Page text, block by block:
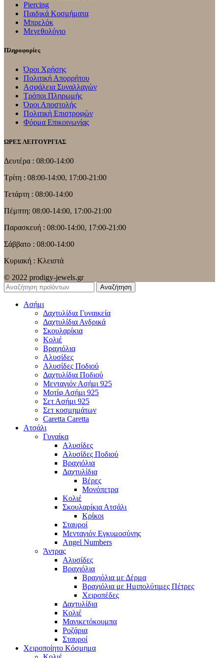
Piercing
Παιδικά Κοσμήματα
Μπρελόκ
Μεγεθολόγιο
Πληροφορίες
Όροι Χρήσης
Πολιτική Απορρήτου
Ασφάλεια Συναλλαγών
Τρόποι Πληρωμής
Όροι Αποστολής
Πολιτική Επιστροφών
Φόρμα Επικοινωνίας
ΩΡΕΣ ΛΕΙΤΟΥΡΓΙΑΣ
Δευτέρα : 08:00-14:00
Τρίτη : 08:00-14:00, 17:00-21:00
Τετάρτη : 08:00-14:00
Πέμπτη: 08:00-14:00, 17:00-21:00
Παρασκευή : 08:00-14:00, 17:00-21:00
Σάββατο : 08:00-14:00
Κυριακή : Κλειστά
© 2022 prodigy-jewels.gr
Αναζήτηση
Ασήμι
Δαχτυλίδια Γυναικεία
Δαχτυλίδια Ανδρικά
Σκουλαρίκια
Κολιέ
Βραχιόλια
Αλυσίδες
Αλυσίδες Ποδιού
Δαχτυλίδια Ποδιού
Μενταγιόν Ασήμι 925
Μοτίφ Ασήμι 925
Σετ Ασήμι 925
Σετ κοσμημάτων
Caretta Caretta
Ατσάλι
Γυναίκα
Αλυσίδες
Αλυσίδες Ποδιού
Βραχιόλια
Δαχτυλίδια
Βέρες
Μονόπετρα
Κολιέ
Σκουλαρίκια Ατσάλι
Κρίκοι
Σταυροί
Μενταγιόν Εγκυμοσύνης
Angel Numbers
Άντρας
Αλυσίδες
Βραχιόλια
Βραχιόλια με Δέρμα
Βραχιόλια με Ημιπολύτιμες Πέτρες
Χειροπέδες
Δαχτυλίδια
Κολιέ
Μανικετόκουμπα
Ροζάρια
Σταυροί
Χειροποίητο Κόσμημα